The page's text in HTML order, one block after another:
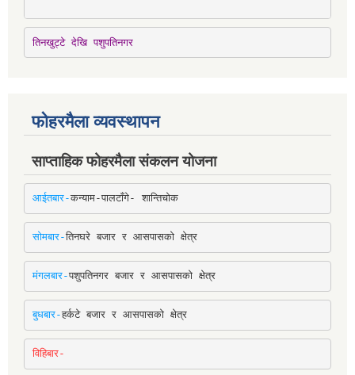
तिनखुट्टे देखि पशुपतिनगर
फोहरमैला व्यवस्थापन
साप्ताहिक फोहरमैला संकलन योजना
आईतबार-कन्याम-पालटाँगे- शान्तिचोक
सोमबार-तिनघरे बजार र आसपासको क्षेत्र
मंगलबार-पशुपतिनगर बजार र आसपासको क्षेत्र
बुधबार-हर्कटे बजार र आसपासको क्षेत्र
विहिबार-